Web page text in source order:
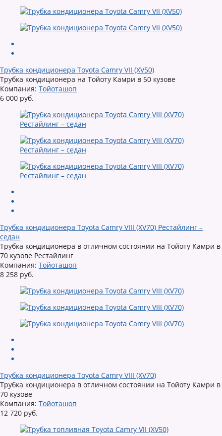
Трубка кондиционера Toyota Camry VII (XV50)
Трубка кондиционера на Тойоту Камри в 50 кузове
Компания: Тойоташоп
6 000 руб.
Трубка кондиционера Toyota Camry VIII (XV70) Рестайлинг –
седан
Трубка кондиционера в отличном состоянии на Тойоту Камри в
70 кузове Рестайлинг
Компания: Тойоташоп
8 258 руб.
Трубка кондиционера Toyota Camry VIII (XV70)
Трубка кондиционера в отличном состоянии на Тойоту Камри в
70 кузове
Компания: Тойоташоп
12 720 руб.